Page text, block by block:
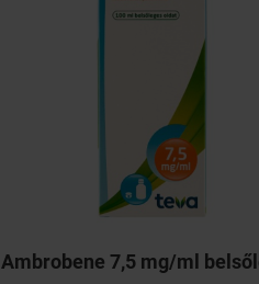
Ambrobene 7,5 mg/ml